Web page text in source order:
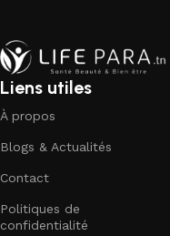
Liens utiles
À propos
Blogs & Actualités
Contact
Politiques de
confidentialité